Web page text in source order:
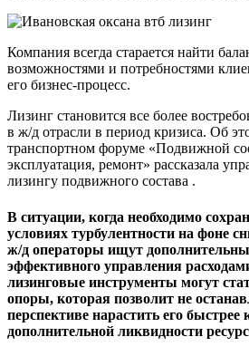
Компания всегда старается найти
возможностями и потребностями
его бизнес-процесс.
Лизинг становится все более
в ж/д отрасли в период кризиса. Об
транспортном форуме «Подвижной
эксплуатация, ремонт» рассказала
лизингу подвижного состава .
В ситуации, когда необходимо
условиях турбулентности на фоне
ж/д операторы ищут
эффективного управления
лизинговые инструменты могут
опоры, которая позволит не
перспективе нарастить его быстрее
дополнительной ликвидности